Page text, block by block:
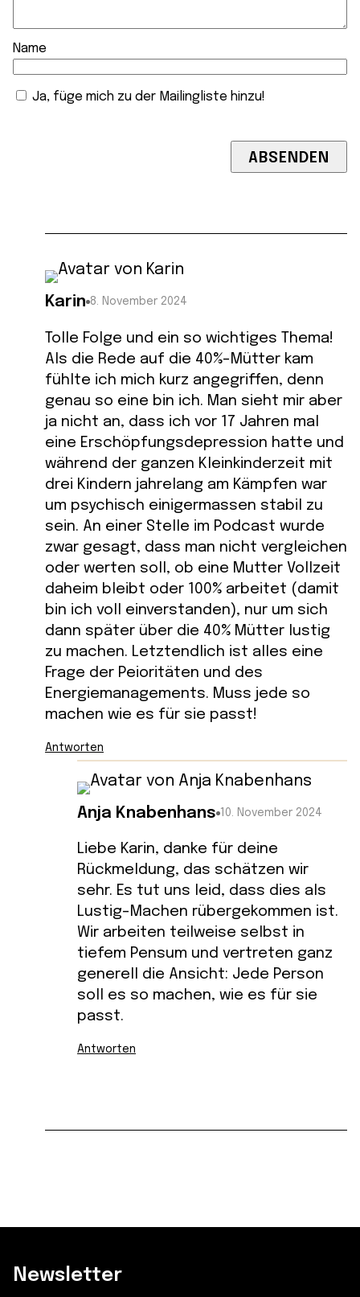
Name
Ja, füge mich zu der Mailingliste hinzu!
Karin 8. November 2024
Tolle Folge und ein so wichtiges Thema!
Als die Rede auf die 40%-Mütter kam
fühlte ich mich kurz angegriffen, denn
genau so eine bin ich. Man sieht mir aber
ja nicht an, dass ich vor 17 Jahren mal
eine Erschöpfungsdepression hatte und
während der ganzen Kleinkinderzeit mit
drei Kindern jahrelang am Kämpfen war
um psychisch einigermassen stabil zu
sein. An einer Stelle im Podcast wurde
zwar gesagt, dass man nicht vergleichen
oder werten soll, ob eine Mutter Vollzeit
daheim bleibt oder 100% arbeitet (damit
bin ich voll einverstanden), nur um sich
dann später über die 40% Mütter lustig
zu machen. Letztendlich ist alles eine
Frage der Peioritäten und des
Energiemanagements. Muss jede so
machen wie es für sie passt!
Antworten
Anja Knabenhans 10. November 2024
Liebe Karin, danke für deine
Rückmeldung, das schätzen wir
sehr. Es tut uns leid, dass dies als
Lustig-Machen rübergekommen ist.
Wir arbeiten teilweise selbst in
tiefem Pensum und vertreten ganz
generell die Ansicht: Jede Person
soll es so machen, wie es für sie
passt.
Antworten
Newsletter